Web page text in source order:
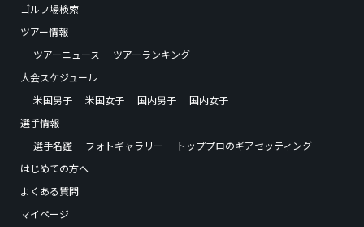
ゴルフ場検索
ツアー情報
ツアーニュース
ツアーランキング
大会スケジュール
米国男子
米国女子 国内男子
国内女子
選手情報
選手名鑑
フォトギャラリー
トッププロのギアセッティング
はじめての方へ
よくある質問
マイページ